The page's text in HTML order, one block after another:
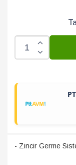
- Zincir Germe